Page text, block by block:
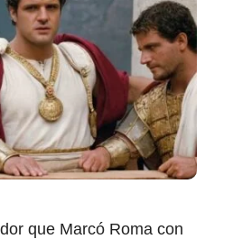
que Marcó Roma con